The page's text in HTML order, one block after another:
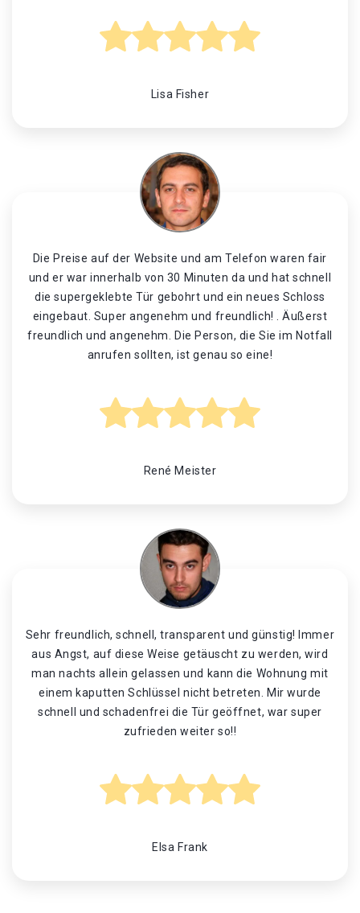
Lisa Fisher
Die Preise auf der Website und am Telefon waren fair
und er war innerhalb von 30 Minuten da und hat schnell
die supergeklebte Tür gebohrt und ein neues Schloss
eingebaut. Super angenehm und freundlich! . Äußerst
freundlich und angenehm. Die Person, die Sie im Notfall
anrufen sollten, ist genau so eine!
René Meister
Sehr freundlich, schnell, transparent und günstig! Immer
aus Angst, auf diese Weise getäuscht zu werden, wird
man nachts allein gelassen und kann die Wohnung mit
einem kaputten Schlüssel nicht betreten. Mir wurde
schnell und schadenfrei die Tür geöffnet, war super
zufrieden weiter so!!
Elsa Frank